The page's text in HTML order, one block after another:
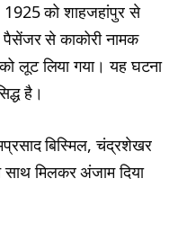
को शाहजहांपुर से
से काकोरी नामक
लूट लिया गया। यह घटना
है।
बिस्मिल, चंद्रशेखर
मिलकर अंजाम दिया